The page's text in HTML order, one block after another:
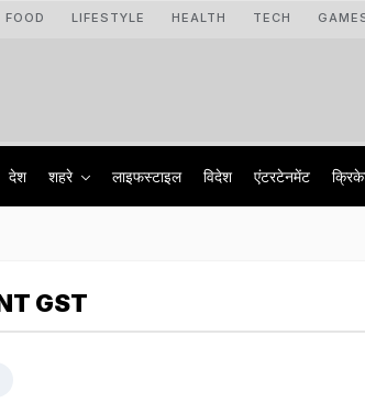
FOOD LIFESTYLE HEALTH TECH
देश शहरे लाइफस्टाइल विदेश एंटरटेनमेंट
GST